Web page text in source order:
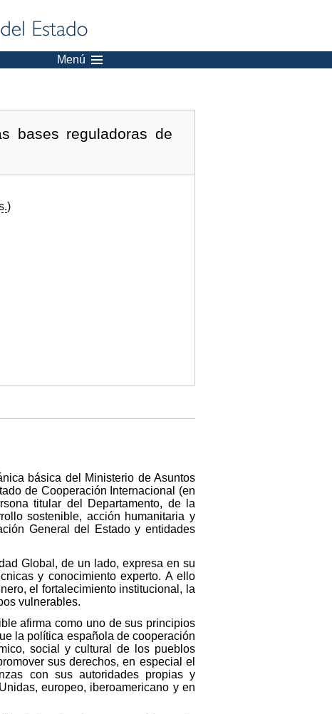
Menú
bases reguladoras de
)
básica del Ministerio de Asuntos
de Cooperación Internacional (en
titular del Departamento, de la
sostenible, acción humanitaria y
General del Estado y entidades
Global, de un lado, expresa en su
y conocimiento experto. A ello
el fortalecimiento institucional, la
vulnerables.
afirma como uno de sus principios
la política española de cooperación
social y cultural de los pueblos
sus derechos, en especial el
con sus autoridades propias y
europeo, iberoamericano y en